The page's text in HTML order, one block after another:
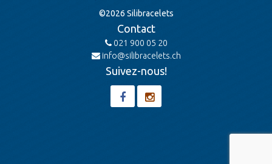
©2026 Silibracelets
Contact
021 900 05 20
info@silibracelets.ch
Suivez-nous!